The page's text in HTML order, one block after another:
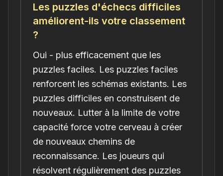
Les puzzles d'échecs difficiles
améliorent-ils votre classement
?
Oui - plus efficacement que les
puzzles faciles. Les puzzles faciles
renforcent les schémas existants. Les
puzzles difficiles en construisent de
nouveaux. Lutter à la limite de votre
capacité force votre cerveau à créer
de nouveaux chemins de
reconnaissance. Les joueurs qui
résolvent régulièrement des puzzles